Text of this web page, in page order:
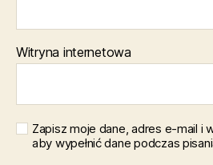
Witryna internetowa
Zapisz moje dane, adres e-mail i
aby wypełnić dane podczas